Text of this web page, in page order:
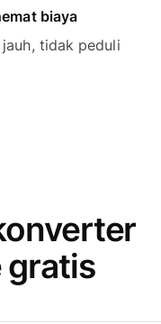
biaya
tidak peduli
gratis